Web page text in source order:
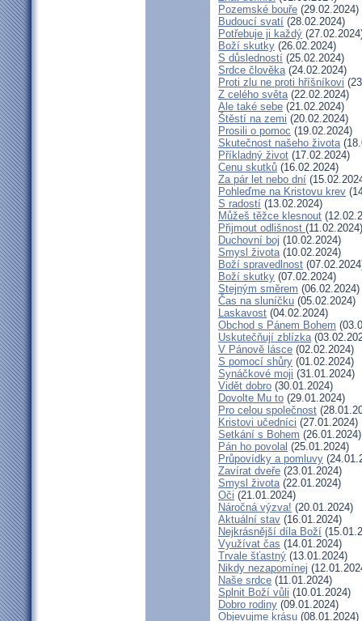
Pozemské bouře (29.02.2024)
Budoucí svatí (28.02.2024)
Potřebuje ji každý
Boží skutky (26.02.2024)
S důsledností (25.02.2024)
Srdce člověka(24.02.2024)
Proti zlu ne proti hříšníkovi
Z celého světa(22.02.2024)
Ale také sebe (21.02.2024)
Štěstí na zemi (20.02.2024)
Prosili o pomoc (19.02.2024)
Skutečnost našeho života
Příkladný život (17.02.2024)
Cenu skutků (16.02.2024)
Za pár let nebo dní
Pohleďme na Kristovu krev
S radostí (13.02.2024)
Můžeš těžce klesnout
Přijmout odlišnost (11.02.2024)
Duchovní boj (10.02.2024)
Smysl života(10.02.2024)
Boží spravedlnost
Boží skutky (07.02.2024)
Stejným směrem (06.02.2024)
Čas na sluníčku (05.02.2024)
Laskavost (04.02.2024)
Obchod s Pánem Bohem
Uskutečňují zblízka
V Pánově lásce (02.02.2024)
S pomocí shůry (01.02.2024)
Synáčkové moji (31.01.2024)
Vidět dobro (30.01.2024)
Dovolte Mu to (29.01.2024)
Pro celou společnost
Kristovi učedníci (27.01.2024)
Setkání s Bohem (26.01.2024)
Pán ho povolal (25.01.2024)
Průpovídky a pomluvy
Zavírat dveře (23.01.2024)
Smysl života(22.01.2024)
Oči (21.01.2024)
Náročná výzva! (20.01.2024)
Aktuální stav (16.01.2024)
Nejkrásnější díla Boží
Využívat čas (14.01.2024)
Trvale šťastný (13.01.2024)
Nikdy nezapomínej
Naše srdce (11.01.2024)
Splnit Boží vůli (10.01.2024)
Dobro rodiny (09.01.2024)
Objevujme krásu (08.01.2024)